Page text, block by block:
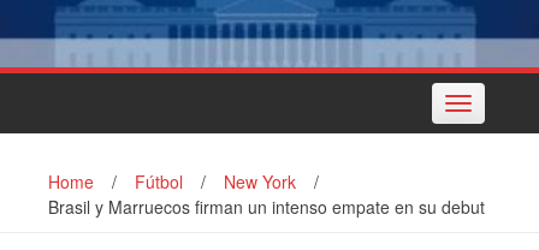
Toggle
navigation
Home / Fútbol / New York
/
Brasil y Marruecos firman un intenso empate en su debut